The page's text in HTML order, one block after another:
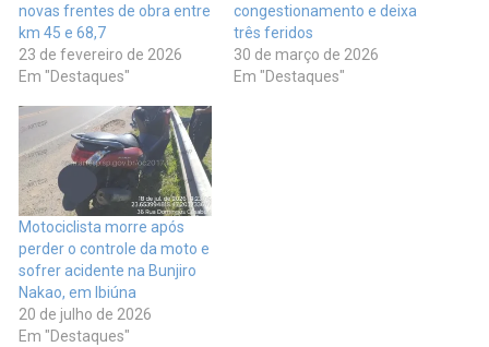
novas frentes de obra entre
km 45 e 68,7
23 de fevereiro de 2026
Em "Destaques"
congestionamento e deixa
três feridos
30 de março de 2026
Em "Destaques"
Motociclista morre após
perder o controle da moto e
sofrer acidente na Bunjiro
Nakao, em Ibiúna
20 de julho de 2026
Em "Destaques"